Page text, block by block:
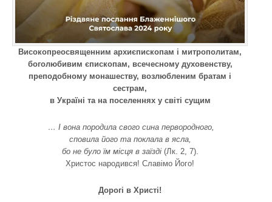
Високопреосвященним архиєпископам і митрополитам,
боголюбивим єпископам, всечесному духовенству,
преподобному монашеству, возлюбленим братам і
сестрам,
в Україні та на поселеннях у світі сущим
… І вона породила свого сина первородного,
сповила його та поклала в ясла,
бо не було їм місця в заїзді (Лк. 2, 7).
Христос народився! Славімо Його!
Дорогі в Христі!